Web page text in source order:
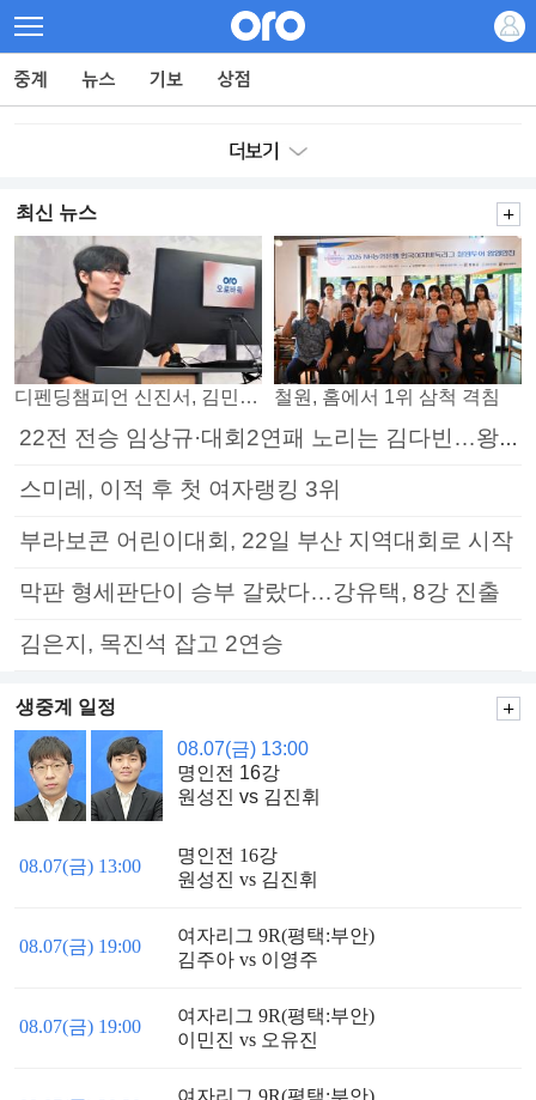
최신 뉴스
디펜딩챔피언 신진서, 김민석 꺾고 8강으로 철원, 홈에서 1위 삼척 격침
22전 전승 임상규·대회2연패 노리는 김다빈…왕중왕전 16강 7일부터
스미레, 이적 후 첫 여자랭킹 3위
부라보콘 어린이대회, 22일 부산 지역대회로 시작
막판 형세판단이 승부 갈랐다…강유택, 8강 진출
김은지, 목진석 잡고 2연승
생중계 일정
08.07(금) 13:00
명인전 16강
원성진 vs 김진휘
08.07(금) 13:00
명인전 16강
원성진 vs 김진휘
08.07(금) 19:00
여자리그 9R(평택:부안)
김주아 vs 이영주
08.07(금) 19:00
여자리그 9R(평택:부안)
이민진 vs 오유진